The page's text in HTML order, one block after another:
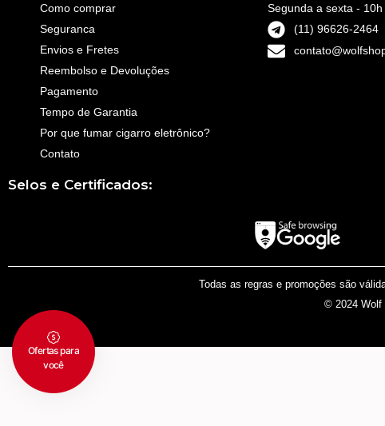
Como comprar
Seguranca
Envios e Fretes
Reembolso e Devoluções
Pagamento
Tempo de Garantia
Por que fumar cigarro eletrônico?
Contato
Segunda a sexta - 10h
(11) 96626-2464
Selos e Certificados:
Todas as regras e promoções são
© 2024 Wolf